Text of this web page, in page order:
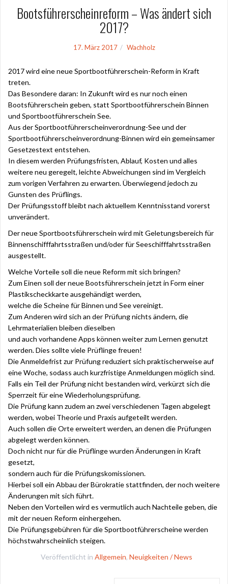
Bootsführerscheinreform – Was ändert sich
2017?
17. März 2017 Wachholz
2017 wird eine neue Sportbootführerschein-Reform in Kraft
treten.
Das Besondere daran: In Zukunft wird es nur noch einen
Bootsführerschein geben, statt Sportbootführerschein Binnen
und Sportbootführerschein See.
Aus der Sportbootführerscheinverordnung-See und der
Sportbootführerscheinverordnung-Binnen wird ein gemeinsamer
Gesetzestext entstehen.
In diesem werden Prüfungsfristen, Ablauf, Kosten und alles
weitere neu geregelt, leichte Abweichungen sind im Vergleich
zum vorigen Verfahren zu erwarten. Überwiegend jedoch zu
Gunsten des Prüflings.
Der Prüfungsstoff bleibt nach aktuellem Kenntnisstand vorerst
unverändert.
Der neue Sportbootsführerschein wird mit Geletungsbereich für
Binnenschifffahrtsstraßen und/oder für Seeschifffahrtsstraßen
ausgestellt.
Welche Vorteile soll die neue Reform mit sich bringen?
Zum Einen soll der neue Bootsführerschein jetzt in Form einer
Plastikscheckkarte ausgehändigt werden,
welche die Scheine für Binnen und See vereinigt.
Zum Anderen wird sich an der Prüfung nichts ändern, die
Lehrmaterialien bleiben dieselben
und auch vorhandene Apps können weiter zum Lernen genutzt
werden. Dies sollte viele Prüflinge freuen!
Die Anmeldefrist zur Prüfung reduziert sich praktischerweise auf
eine Woche, sodass auch kurzfristige Anmeldungen möglich sind.
Falls ein Teil der Prüfung nicht bestanden wird, verkürzt sich die
Sperrzeit für eine Wiederholungsprüfung.
Die Prüfung kann zudem an zwei verschiedenen Tagen abgelegt
werden, wobei Theorie und Praxis aufgeteilt werden.
Auch sollen die Orte erweitert werden, an denen die Prüfungen
abgelegt werden können.
Doch nicht nur für die Prüflinge wurden Änderungen in Kraft
gesetzt,
sondern auch für die Prüfungskomissionen.
Hierbei soll ein Abbau der Bürokratie stattfinden, der noch weitere
Änderungen mit sich führt.
Neben den Vorteilen wird es vermutlich auch Nachteile geben, die
mit der neuen Reform einhergehen.
Die Prüfungsgebühren für die Sportbootführerscheine werden
höchstwahrscheinlich steigen.
Veröffentlicht in Allgemein, Neuigkeiten / News